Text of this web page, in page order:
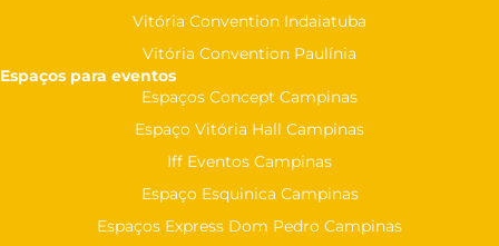
Vitória Convention Indaiatuba
Vitória Convention Paulínia
Espaços para eventos
Espaços Concept Campinas
Espaço Vitória Hall Campinas
Iff Eventos Campinas
Espaço Esquinica Campinas
Espaços Express Dom Pedro Campinas